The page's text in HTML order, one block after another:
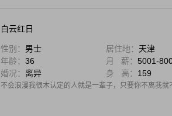
白云红日
性别： 男士 居住地： 天津
年龄： 36 月 薪： 5001-
婚况： 离异 身 高： 159
不会浪漫我很木认定的人就是一辈子，只要你不离我就